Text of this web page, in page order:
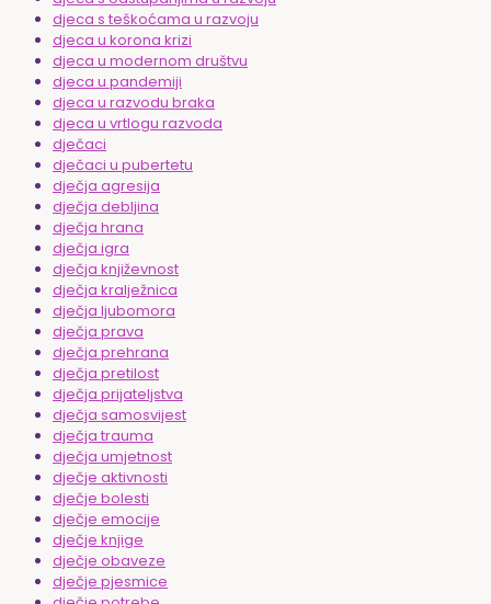
djeca s teškoćama u razvoju
djeca u korona krizi
djeca u modernom društvu
djeca u pandemiji
djeca u razvodu braka
djeca u vrtlogu razvoda
dječaci
dječaci u pubertetu
dječja agresija
dječja debljina
dječja hrana
dječja igra
dječja književnost
dječja kralježnica
dječja ljubomora
dječja prava
dječja prehrana
dječja pretilost
dječja prijateljstva
dječja samosvijest
dječja trauma
dječja umjetnost
dječje aktivnosti
dječje bolesti
dječje emocije
dječje knjige
dječje obaveze
dječje pjesmice